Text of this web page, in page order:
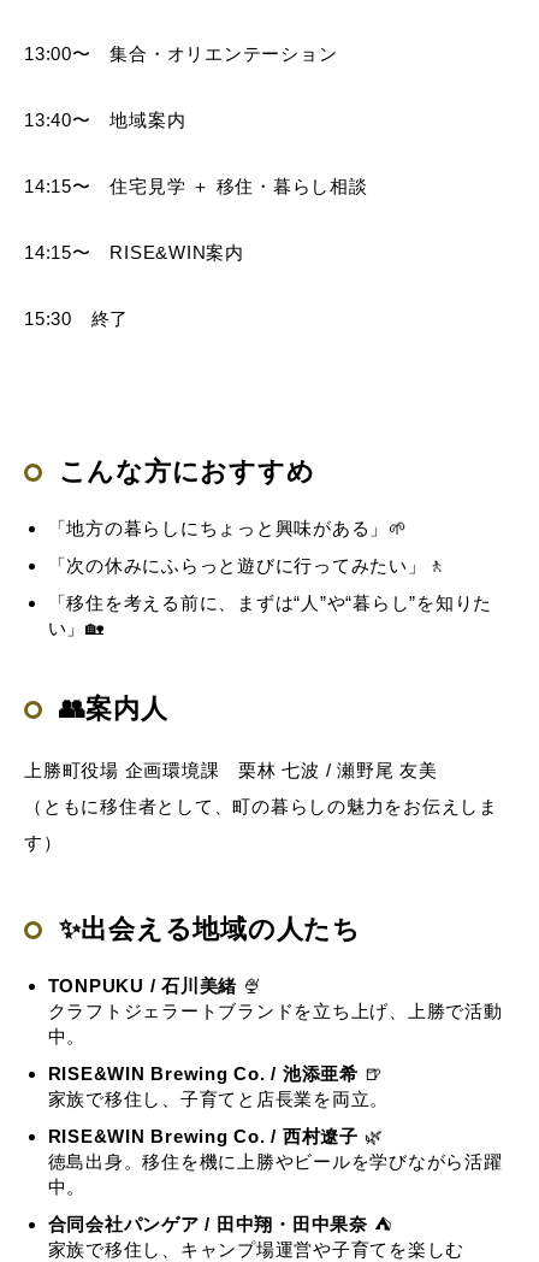
13:00〜 集合・オリエンテーション
13:40〜 地域案内
14:15〜 住宅見学 ＋ 移住・暮らし相談
14:15〜 RISE&WIN案内
15:30 終了
こんな方におすすめ
「地方の暮らしにちょっと興味がある」🌱
「次の休みにふらっと遊びに行ってみたい」🚶
「移住を考える前に、まずは“人”や“暮らし”を知りた
い」🏡
👥案内人
上勝町役場 企画環境課 栗林 七波 / 瀬野尾 友美
（ともに移住者として、町の暮らしの魅力をお伝えしま
す）
✨出会える地域の人たち
TONPUKU / 石川美緒 🍨
クラフトジェラートブランドを立ち上げ、上勝で活動
中。
RISE&WIN Brewing Co. / 池添亜希 🍺
家族で移住し、子育てと店長業を両立。
RISE&WIN Brewing Co. / 西村遼子 🌿
徳島出身。移住を機に上勝やビールを学びながら活躍
中。
合同会社パンゲア / 田中翔・田中果奈 ⛺
家族で移住し、キャンプ場運営や子育てを楽しむ